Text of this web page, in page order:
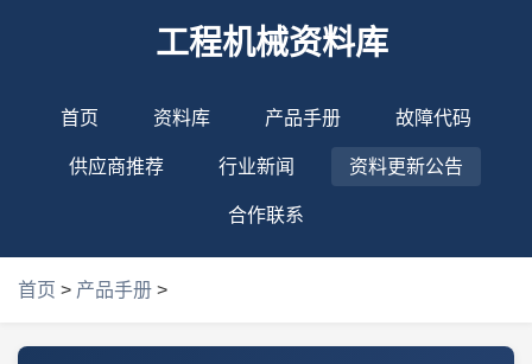
工程机械资料库
首页 资料库 产品手册 故障代码
供应商推荐 行业新闻 资料更新公告
合作联系
首页 > 产品手册 >